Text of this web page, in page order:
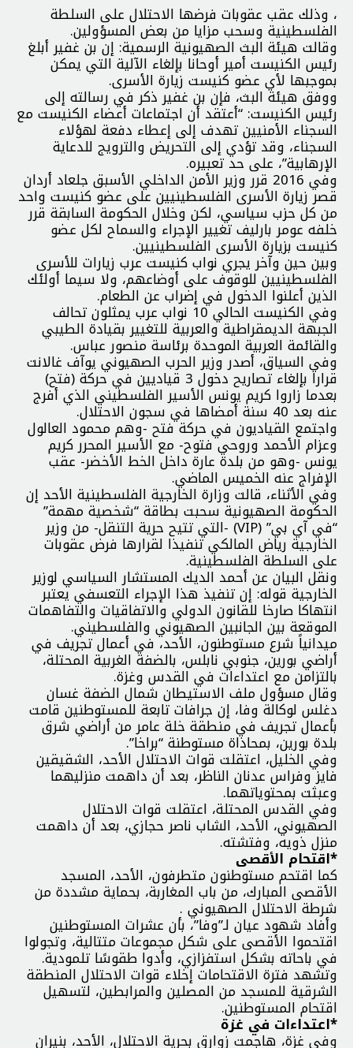
، وذلك عقب عقوبات فرضها الاحتلال على السلطة
الفلسطينية وسحب مزايا من بعض المسؤولين.
وقالت هيئة البث الصهيونية الرسمية: إن بن غفير أبلغ
رئيس الكنيست أمير أوحانا بإلغاء الآلية التي يمكن
بموجبها لأي عضو كنيست زيارة الأسرى.
ووفق هيئة البث، فإن بن غفير ذكر في رسالته إلى
رئيس الكنيست: “أعتقد أن اجتماعات أعضاء الكنيست مع
السجناء الأمنيين تهدف إلى إعطاء دفعة لهؤلاء
السجناء، وقد تؤدي إلى التحريض والترويج للدعاية
الإرهابية”، على حد تعبيره.
وفي 2016 قرر وزير الأمن الداخلي الأسبق جلعاد أردان
قصر زيارة الأسرى الفلسطينيين على عضو كنيست واحد
من كل حزب سياسي، لكن وخلال الحكومة السابقة قرر
خلفه عومر بارليف تغيير الإجراء والسماح لكل عضو
كنيست بزيارة الأسرى الفلسطينيين.
وبين حين وآخر يجري نواب كنيست عرب زيارات للأسرى
الفلسطينيين للوقوف على أوضاعهم، ولا سيما أولئك
الذين أعلنوا الدخول في إضراب عن الطعام.
وفي الكنيست الحالي 10 نواب عرب يمثلون تحالف
الجبهة الديمقراطية والعربية للتغيير بقيادة الطيبي
والقائمة العربية الموحدة برئاسة منصور عباس.
وفي السياق، أصدر وزير الحرب الصهيوني يوآف غالانت
قرارا بإلغاء تصاريح دخول 3 قياديين في حركة (فتح)
بعدما زاروا كريم يونس الأسير الفلسطيني الذي أفرج
عنه بعد 40 سنة أمضاها في سجون الاحتلال.
واجتمع القياديون في حركة فتح -وهم محمود العالول
وعزام الأحمد وروحي فتوح- مع الأسير المحرر كريم
يونس -وهو من بلدة عارة داخل الخط الأخضر- عقب
الإفراج عنه الخميس الماضي.
وفي الأثناء، قالت وزارة الخارجية الفلسطينية الأحد إن
الحكومة الصهيونية سحبت بطاقة “شخصية مهمة”
“في آي بي” (VIP) -التي تتيح حرية التنقل- من وزير
الخارجية رياض المالكي تنفيذا لقرارها فرض عقوبات
على السلطة الفلسطينية.
ونقل البيان عن أحمد الديك المستشار السياسي لوزير
الخارجية قوله: إن تنفيذ هذا الإجراء التعسفي يعتبر
انتهاكا صارخا للقانون الدولي والاتفاقيات والتفاهمات
الموقعة بين الجانبين الصهيوني والفلسطيني.
ميدانياً شرع مستوطنون، الأحد، في أعمال تجريف في
أراضي بورين، جنوبي نابلس، بالضفة الغربية المحتلة،
بالتزامن مع اعتداءات في القدس وغزة.
وقال مسؤول ملف الاستيطان شمال الضفة غسان
دغلس لوكالة وفا، إن جرافات تابعة للمستوطنين قامت
بأعمال تجريف في منطقة خلة عامر من أراضي شرق
بلدة بورين، بمحاذاة مستوطنة “براخا”.
وفي الخليل، اعتقلت قوات الاحتلال الأحد، الشقيقين
فايز وفراس عدنان الناظر، بعد أن داهمت منزليهما
وعبثت بمحتوياتهما.
وفي القدس المحتلة، اعتقلت قوات الاحتلال
الصهيوني، الأحد، الشاب ناصر حجازي، بعد أن داهمت
منزل ذويه، وفتشته.
*اقتحام الأقصى
كما اقتحم مستوطنون متطرفون، الأحد، المسجد
الأقصى المبارك، من باب المغاربة، بحماية مشددة من
شرطة الاحتلال الصهيوني .
وأفاد شهود عيان لـ”وفا”، بأن عشرات المستوطنين
اقتحموا الأقصى على شكل مجموعات متتالية، وتجولوا
في باحاته بشكل استفزازي، وأدوا طقوسًا تلمودية.
وتشهد فترة الاقتحامات إخلاء قوات الاحتلال المنطقة
الشرقية للمسجد من المصلين والمرابطين، لتسهيل
اقتحام المستوطنين.
*اعتداءات في غزة
وفي غزة، هاجمت زوارق بحرية الاحتلال، الأحد، بنيران